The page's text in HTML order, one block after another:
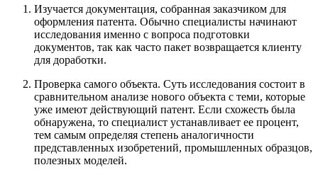
Изучается документация, собранная заказчиком для
оформления патента. Обычно специалисты начинают
исследования именно с вопроса подготовки
документов, так как часто пакет возвращается клиенту
для доработки.
Проверка самого объекта. Суть исследования состоит в
сравнительном анализе нового объекта с теми, которые
уже имеют действующий патент. Если схожесть была
обнаружена, то специалист устанавливает ее процент,
тем самым определяя степень аналогичности
представленных изобретений, промышленных образцов,
полезных моделей.